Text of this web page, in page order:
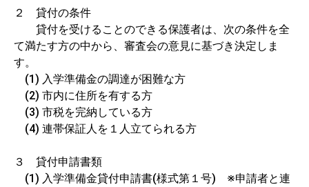
２ 貸付の条件
貸付を受けることのできる保護者は、次の条件を全
て満たす方の中から、審査会の意見に基づき決定しま
す。
(1) 入学準備金の調達が困難な方
(2) 市内に住所を有する方
(3) 市税を完納している方
(4) 連帯保証人を１人立てられる方
３ 貸付申請書類
(1) 入学準備金貸付申請書(様式第１号) ※申請者と連